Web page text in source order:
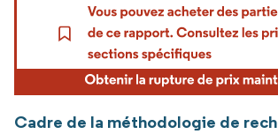
Cadre de la méthodologie de